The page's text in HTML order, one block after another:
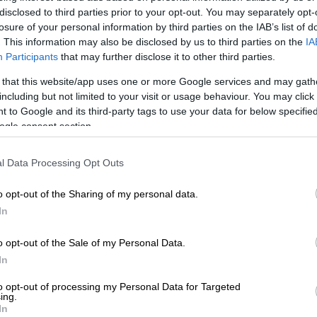
to third parties prior to your opt-out. You may separately
of your personal information by third parties on the IAB’s list of
This information may also be disclosed by us to third parties on the
Participants that may further disclose it to other third parties.
that this website/app uses one or more Google services and may
but not limited to your visit or usage behaviour. You may
to Google and its third-party tags to use your data for below
consent section.
Data Processing Opt Outs
opt-out of the Sharing of my personal data.
opt-out of the Sale of my Personal Data.
opt-out of processing my Personal Data for Targeted
ζητάει την αποφυλάκιση των
σε ένα ιδιωτικό τζετ τυλιγμένη
ανακοίνωση του πιλότου, η οποία
for Christmas Is You».
προς τον Βόρειο Πόλο» ακούγεται να
ξαφνικά το τραγούδι διακόπτεται.